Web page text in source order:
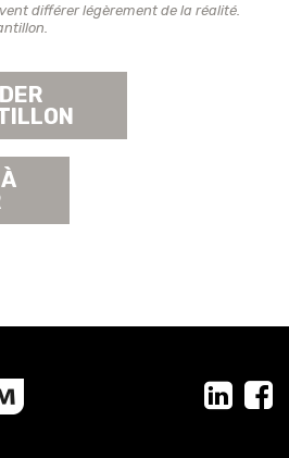
différer légèrement de la réalité.